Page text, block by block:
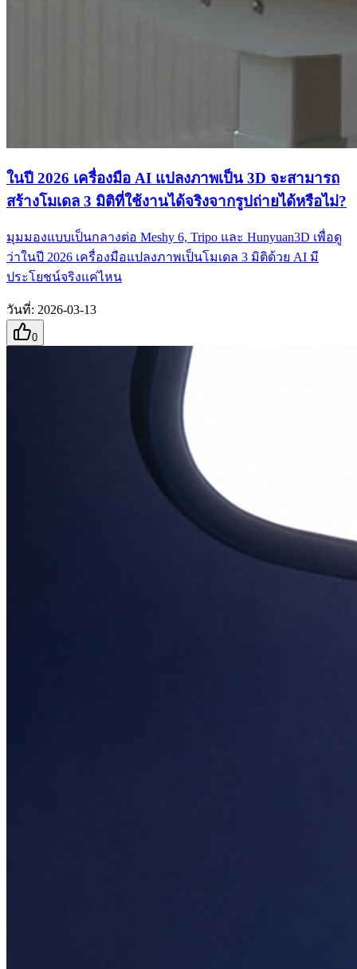
ในปี 2026 เครื่องมือ AI แปลงภาพเป็น 3D จะสามารถ
สร้างโมเดล 3 มิติที่ใช้งานได้จริงจากรูปถ่ายได้หรือไม่?
มุมมองแบบเป็นกลางต่อ Meshy 6, Tripo และ Hunyuan3D เพื่อดู
ว่าในปี 2026 เครื่องมือแปลงภาพเป็นโมเดล 3 มิติด้วย AI มี
ประโยชน์จริงแค่ไหน
วันที่: 2026-03-13
0